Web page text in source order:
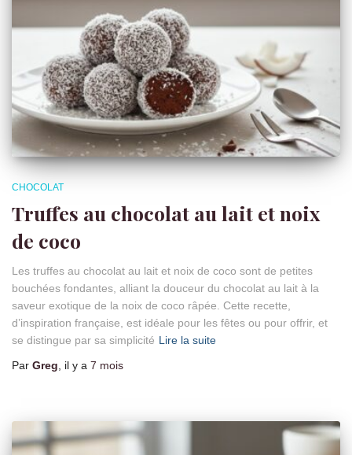
CHOCOLAT
Truffes au chocolat au lait et noix
de coco
Les truffes au chocolat au lait et noix de coco sont de petites
bouchées fondantes, alliant la douceur du chocolat au lait à la
saveur exotique de la noix de coco râpée. Cette recette,
d’inspiration française, est idéale pour les fêtes ou pour offrir, et
se distingue par sa simplicité Lire la suite
Par Greg, il y a 7 mois